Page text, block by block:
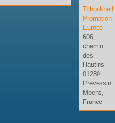
Tchoukball
Promotion
Europe
606,
chemin
des
Hautins
01280
Prévessin
Moens,
France